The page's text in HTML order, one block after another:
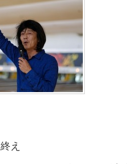
え